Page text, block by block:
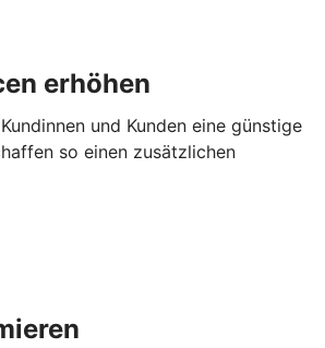
erhöhen
und Kunden eine günstige
so einen zusätzlichen